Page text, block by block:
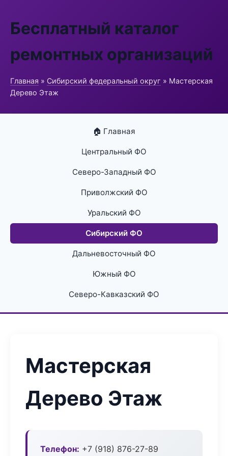
Бесплатный каталог
ремонтных организаций
Главная » Сибирский федеральный округ » Мастерская
Дерево Этаж
🏠 Главная
Центральный ФО
Северо-Западный ФО
Приволжский ФО
Уральский ФО
Сибирский ФО
Дальневосточный ФО
Южный ФО
Северо-Кавказский ФО
Мастерская
Дерево Этаж
Телефон: +7 (918) 876-27-89